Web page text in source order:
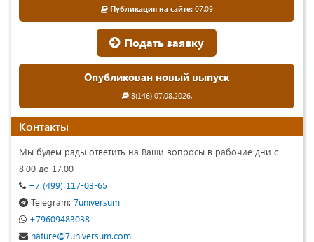
Публикация на сайте:07.09
Подать заявку
Опубликован новый выпуск
8(146) 07.08.2026.
Контакты
Мы будем рады ответить на Ваши вопросы в рабочие дни с
8.00 до 17.00
+7 (499) 117-03-65
Telegram: 7universum
+79609483038
nature@7universum.com